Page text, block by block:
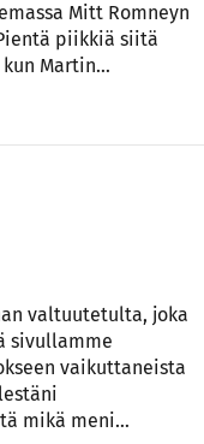
Mitt Romneyn
piikkiä siitä
Martin…
valtuutetulta, joka
sivullamme
vaikuttaneista
mikä meni…